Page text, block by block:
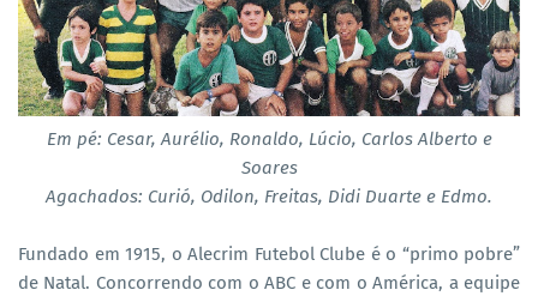
Em pé: Cesar, Aurélio, Ronaldo, Lúcio, Carlos Alberto e
Soares
Agachados: Curió, Odilon, Freitas, Didi Duarte e Edmo.
Fundado em 1915, o Alecrim Futebol Clube é o “primo pobre”
de Natal. Concorrendo com o ABC e com o América, a equipe